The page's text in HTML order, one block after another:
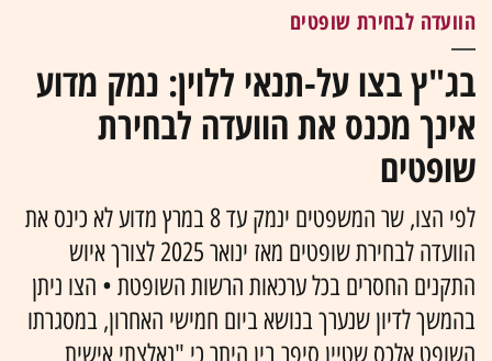
הוועדה לבחירת שופטים
בג"ץ בצו על-תנאי ללוין: נמק מדוע
אינך מכנס את הוועדה לבחירת
שופטים
לפי הצו, שר המשפטים ינמק עד 8 במרץ מדוע לא כינס את
הוועדה לבחירת שופטים מאז ינואר 2025 לצורך איוש
התקנים החסרים בכל ערכאות הרשות השופטת • הצו ניתן
בהמשך לדיון שנערך בנושא ביום חמישי האחרון, במסגרתו
השופט אלכס שטיין סיפר בין היתר כי "נאלצתי אישית